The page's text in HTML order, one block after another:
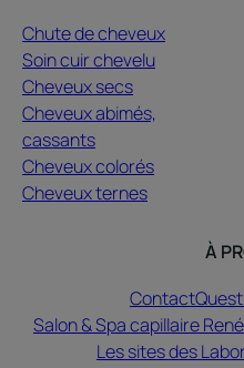
Chute de cheveux
Soin cuir chevelu
Cheveux secs
Cheveux abimés,
cassants
Cheveux colorés
Cheveux ternes
À
Contact
Salon & Spa capillaire
Les sites des